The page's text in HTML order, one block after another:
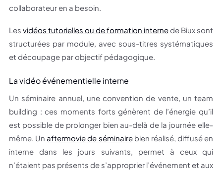
collaborateur en a besoin.
Les vidéos tutorielles ou de formation interne de Biux sont
structurées par module, avec sous-titres systématiques
et découpage par objectif pédagogique.
La vidéo événementielle interne
Un séminaire annuel, une convention de vente, un team
building : ces moments forts génèrent de l’énergie qu’il
est possible de prolonger bien au-delà de la journée elle-
même. Unaftermovie de séminairebien réalisé, diffusé en
interne dans les jours suivants, permet à ceux qui
n’étaient pas présents de s’approprier l’événement et aux